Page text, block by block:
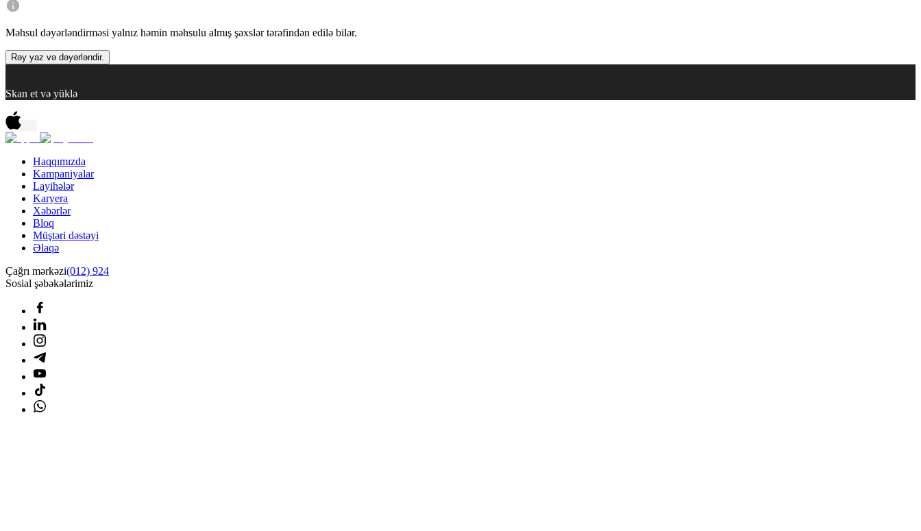
Məhsul dəyərləndirməsi yalnız həmin məhsulu almış şəxslər tərəfindən edilə bilər.
Rəy yaz və dəyərləndir.
Skan et və yüklə
Haqqımızda
Kampaniyalar
Layihələr
Karyera
Xəbərlər
Bloq
Müştəri dəstəyi
Əlaqə
Çağrı mərkəzi(012) 924
Sosial şəbəkələrimiz